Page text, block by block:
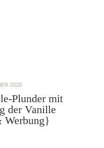
2020
Plunder mit
der Vanille
Werbung}